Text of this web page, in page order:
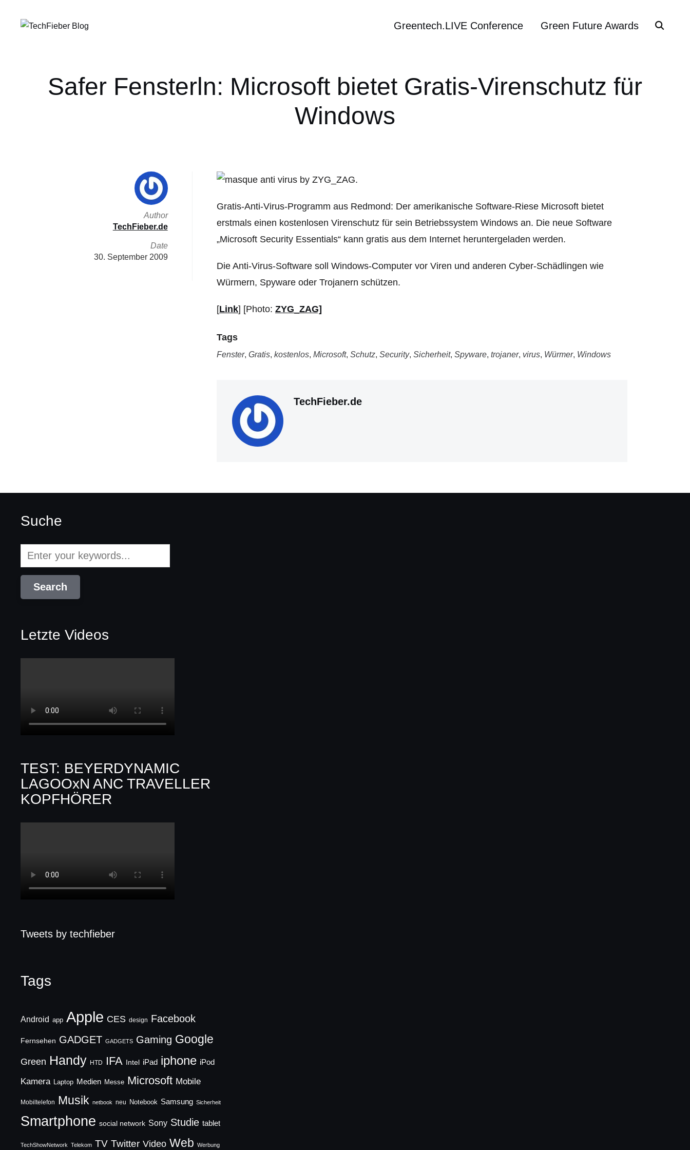
Greentech.LIVE Conference Green Future Awards
Safer Fensterln: Microsoft bietet Gratis-Virenschutz für
Windows
Gratis-Anti-Virus-Programm aus Redmond: Der amerikanische Software-Riese Microsoft bietet
erstmals einen kostenlosen Virenschutz für sein Betriebssystem Windows an. Die neue Software
„Microsoft Security Essentials“ kann gratis aus dem Internet heruntergeladen werden.
Die Anti-Virus-Software soll Windows-Computer vor Viren und anderen Cyber-Schädlingen wie
Würmern, Spyware oder Trojanern schützen.
[Link] [Photo: ZYG_ZAG]
Tags
Fenster, Gratis, kostenlos, Microsoft, Schutz, Security, Sicherheit, Spyware, trojaner, virus, Würmer, Windows
TechFieber.de
Author
TechFieber.de
Date
30. September 2009
Suche
Letzte Videos
TEST: BEYERDYNAMIC
LAGOOxN ANC TRAVELLER
KOPFHÖRER
Tweets by techfieber
Tags
Android app Apple CES design Facebook
Fernsehen GADGET GADGETS Gaming Google
Green Handy HTD IFA Intel iPad iphone iPod
Kamera Laptop Medien Messe Microsoft Mobile
Mobiltelefon Musik netbook neu Notebook Samsung Sicherheit
Smartphone social network Sony Studie tablet
TechShowNetwork Telekom TV Twitter Video Web Werbung